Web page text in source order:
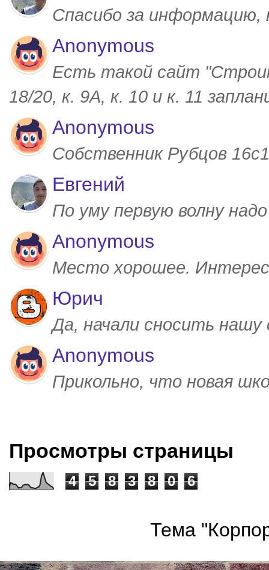
Спасибо за
Anonymous
Есть такой сайт
18/20, к. 9А, к. 10 и к. 11
Anonymous
Собственник Рубцов
Евгений
По уму первую волну
Anonymous
Место хорошее.
Юрич
Да, начали сносить
Anonymous
Прикольно, что новая
Просмотры страницы
4 5 8 3 8 0 6
Тема